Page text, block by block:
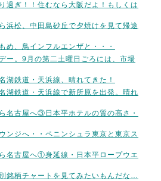
過ぎ！！住むなら大阪だよ！もしくは
浜松、中田島砂丘で夕焼けを見て帰途
、鳥インフルエンザと・・・
ー。9月の第二土曜日ごろには、市場
鉄道・天浜線、晴れてきた！
湖鉄道・天浜線で新所原を出発。晴れ
名古屋へ③日本平ホテルの質の高さ・
ンジへ・・ペニンシュラ東京と東京ス
名古屋へ①身延線・日本平ロープウエ
銘柄チャートを見てみたいもんだな…